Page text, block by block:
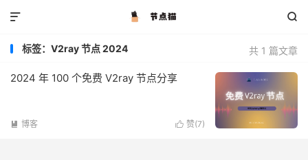


共 1 篇文章
标签：V2ray 节点 2024
2024 年 100 个免费 V2ray 节点分享
 赞(7)
 博客